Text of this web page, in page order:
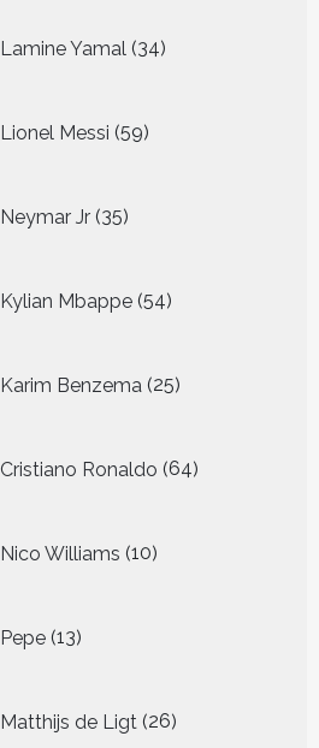
Lamine Yamal 34
producten
Lionel Messi 59
producten
Neymar Jr 35
producten
Kylian Mbappe 54
producten
Karim Benzema 25
producten
Cristiano Ronaldo 64
producten
Nico Williams 10
producten
Pepe 13
producten
Matthijs de Ligt 26
producten